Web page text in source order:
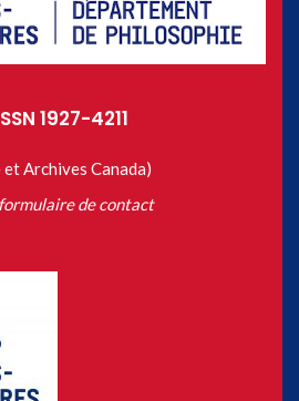
1927-4211
Archives Canada)
formulaire de contact